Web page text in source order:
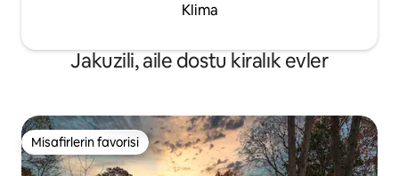
Klima
Jakuzili, aile dostu kiralık evler
Misafirlerin favorisi
Misafirlerin favorisi